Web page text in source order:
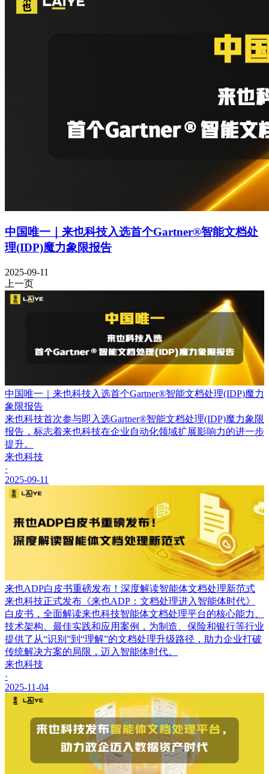
中国唯一｜来也科技入选首个Gartner®智能文档处
理(IDP)魔力象限报告
2025-09-11
上一页
中国唯一｜来也科技入选首个Gartner®智能文档处理(IDP)魔力
象限报告
来也科技首次参与即入选Gartner®智能文档处理(IDP)魔力象限
报告，标志着来也科技在企业自动化领域扩展影响力的进一步
提升。
来也科技
·
2025-09-11
来也ADP白皮书重磅发布！深度解读智能体文档处理新范式
来也科技正式发布《来也ADP：文档处理进入智能体时代》
白皮书，全面解读来也科技智能体文档处理平台的核心能力、
技术架构、最佳实践和应用案例，为制造、保险和银行等行业
提供了从“识别”到“理解”的文档处理升级路径，助力企业打破
传统解决方案的局限，迈入智能体时代。
来也科技
·
2025-11-04